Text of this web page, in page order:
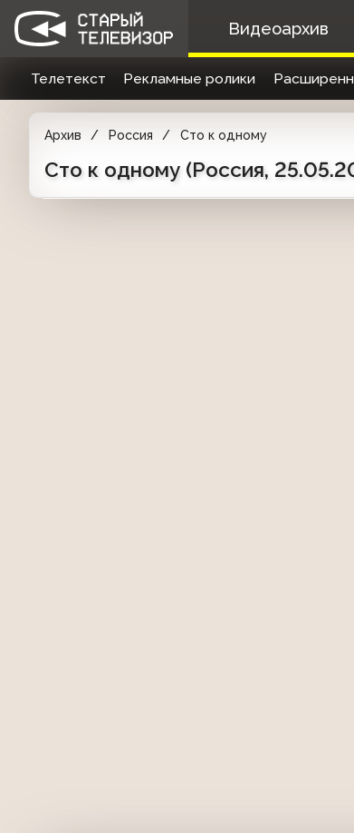
Видеоархив
Телетекст Рекламные ролики
Архив Россия Сто к одному
Сто к одному (Россия,